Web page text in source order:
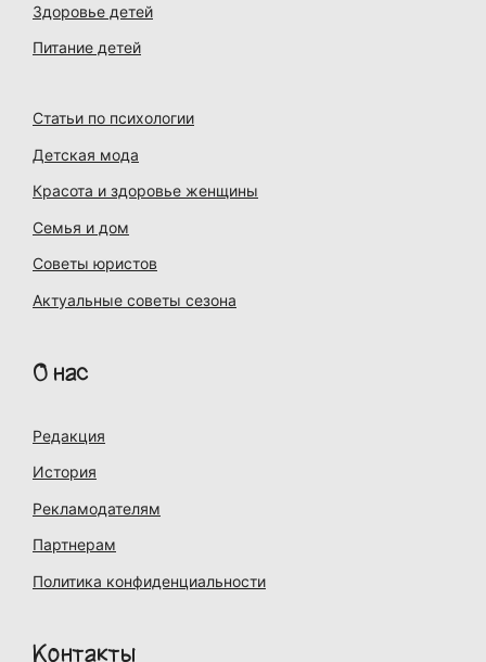
Здоровье детей
Питание детей
Статьи по психологии
Детская мода
Красота и здоровье женщины
Семья и дом
Советы юристов
Актуальные советы сезона
О нас
Редакция
История
Рекламодателям
Партнерам
Политика конфиденциальности
Контакты